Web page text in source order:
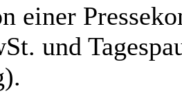
einer
und